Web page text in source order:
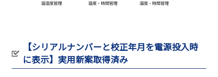
【シリアルナンバーと校正年月を電源投入時
に表示】実用新案取得済み